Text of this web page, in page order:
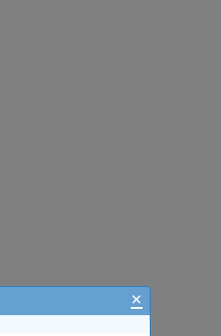
×